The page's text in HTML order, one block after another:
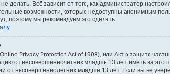
делать. Всё зависит от того, как администратор
возможности, которые недоступны анонимным
поэтому мы рекомендуем это сделать.
Online Privacy Protection Act of 1998), или Акт о защите
от несовершеннолетних младше 13 лет, иметь на это
от несовершеннолетних младше 13 лет. Если вы не